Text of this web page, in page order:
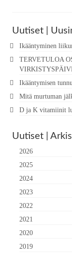
Uutiset |
Ikääntyminen
TERVETULOA
Ikääntymisen
Mitä murtuman
D ja K vitamiinit
Uutiset |
2026
2025
2024
2023
2022
2021
2020
2019